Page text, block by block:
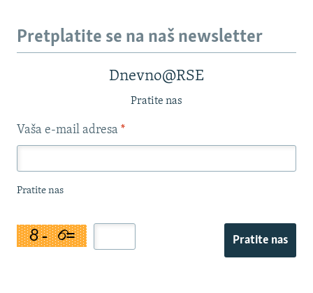
Pretplatite se na naš newsletter
Dnevno@RSE
Pratite nas
Vaša e-mail adresa *
Pratite nas
Pratite nas